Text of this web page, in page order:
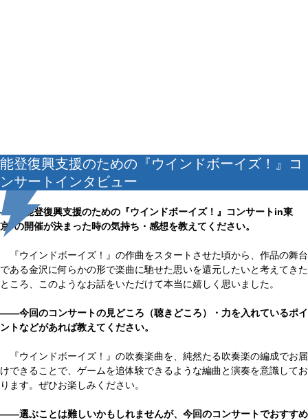
能登復興支援のための『ウインドボーイズ！』コ
ンサートインタビュー
――“能登復興支援のための『ウインドボーイズ！』コンサートin東
京”の開催が決まった時の気持ち・感想を教えてください。
『ウインドボーイズ！』の作曲をスタートさせた頃から、作品の舞台
である金沢に何らかの形で楽曲に馳せた思いを還元したいと考えてきた
ところ、このようなお話をいただけて本当に嬉しく思いました。
――今回のコンサートの見どころ（聴きどころ）・力を入れているポイ
ントなどがあれば教えてください。
『ウインドボーイズ！』の吹奏楽曲を、純然たる吹奏楽の編成でお届
けできることで、ゲームを追体験できるような編曲と演奏を意識してお
ります。ぜひお楽しみください。
――選ぶことは難しいかもしれませんが、今回のコンサートでおすすめ